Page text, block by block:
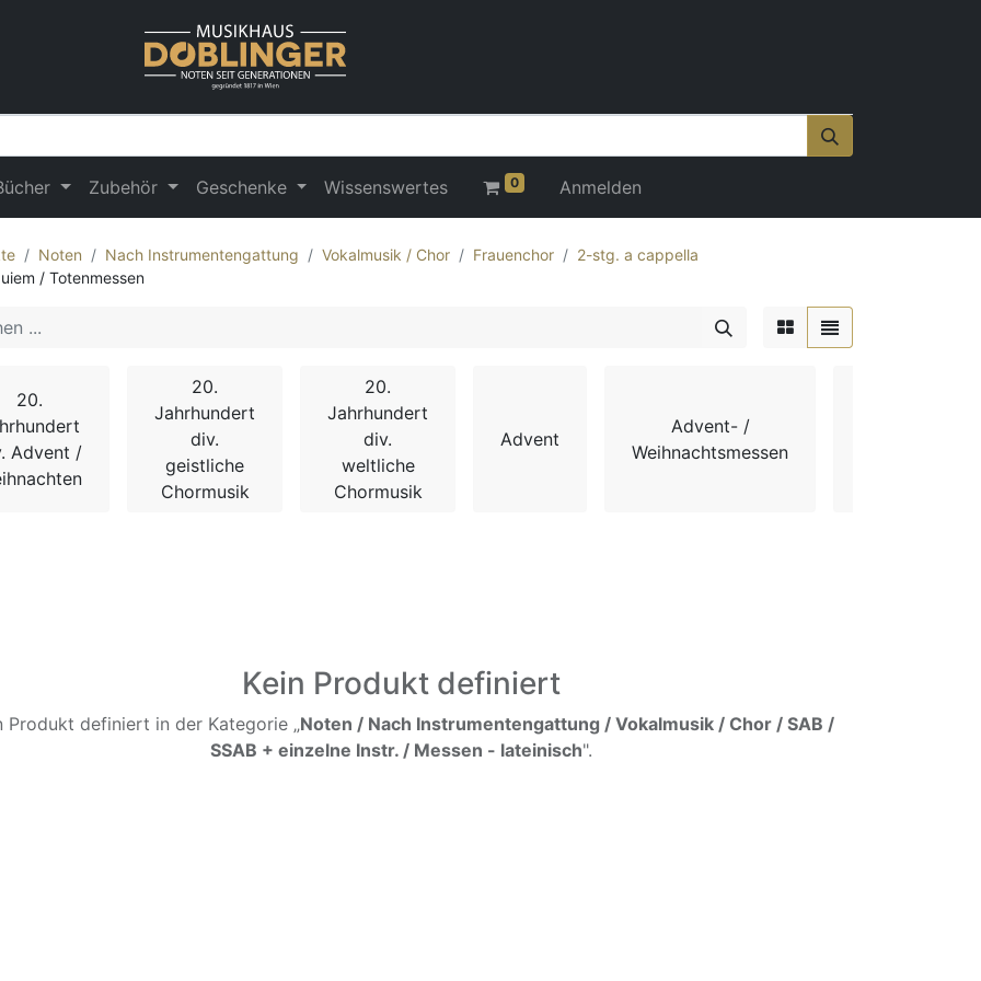
Zubehör Geschenke Wissenswertes 0 Anmelden
Noten Nach Instrumentengattung Vokalmusik / Chor Frauenchor
2-stg. a cappella
/ Totenmessen
20.
Advent /
20.
Jahrhundert
div.
geistliche
Chormusik
20.
Jahrhundert
div.
weltliche
Chormusik
Advent
Advent- /
Weihnachtsmessen
Kein Produkt definiert
Produkt definiert in der Kategorie „Noten / Nach Instrumentengattung / Vokalmusik / Chor / SAB /
SSAB + einzelne Instr. / Messen - lateinisch".